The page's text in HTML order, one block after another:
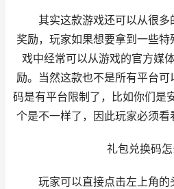
其实这款游戏还可以从很多
奖励，玩家如果想要拿到一些
戏中经常可以从游戏的官方媒
励。当然这款也不是所有平台
码是有平台限制了，比如你们是
个是不一样了，因此玩家必须看
礼包兑换码怎
玩家可以直接点击左上角的